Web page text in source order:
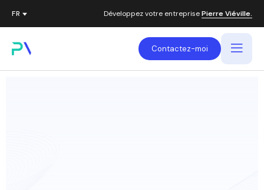
Développez votre entreprisePierre Viéville.
Contactez-moi